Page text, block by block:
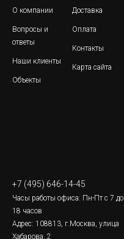
О компании
Вопросы и
ответы
Наши клиенты
Объекты
Доставка
Оплата
Контакты
Карта сайта
+7 (495) 646-14-45
Часы работы офиса: Пн-Пт с 7 до
18 часов
Адрес: 108813, г.Москва, улица
Хабарова, 2